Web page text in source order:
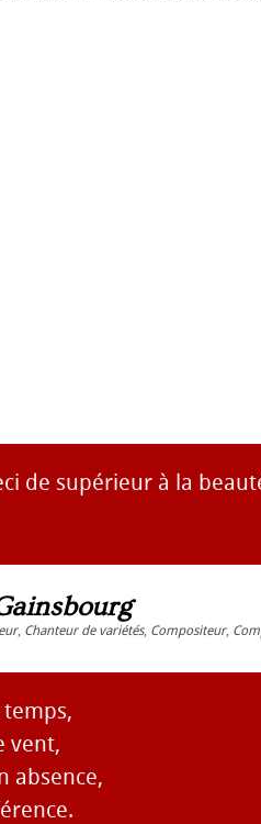
de supérieur à la
, Chanteur de variétés, Compositeur,
vent,
absence,